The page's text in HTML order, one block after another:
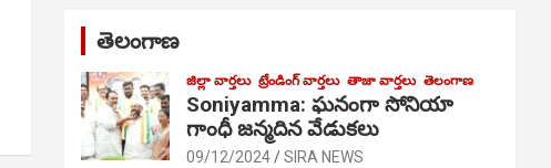
తెలంగాణ
జిల్లా వార్తలు ట్రేండింగ్ వార్తలు తాజా వార్తలు తెలంగాణ
Soniyamma: ఘ‌నంగా సోనియా
గాంధీ జ‌న్మ‌దిన వేడుక‌లు
09/12/2024 SIRA NEWS